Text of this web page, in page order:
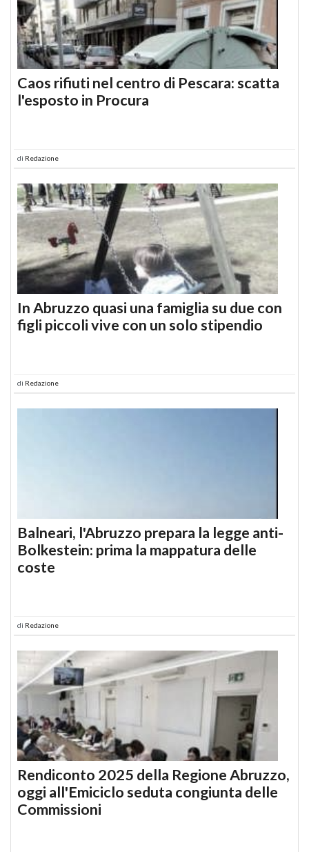
Caos rifiuti nel centro di Pescara: scatta
l'esposto in Procura
di Redazione
In Abruzzo quasi una famiglia su due con
figli piccoli vive con un solo stipendio
di Redazione
Balneari, l'Abruzzo prepara la legge anti-
Bolkestein: prima la mappatura delle
coste
di Redazione
Rendiconto 2025 della Regione Abruzzo,
oggi all'Emiciclo seduta congiunta delle
Commissioni